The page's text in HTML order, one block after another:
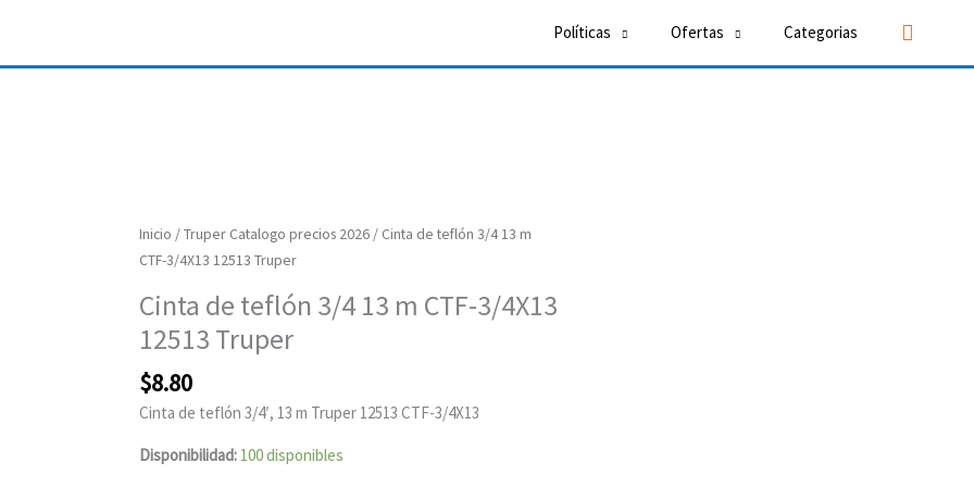
Políticas Ofertas Categorias Buscar
Inicio /Truper Catalogo precios 2026/ Cinta de teflón 3/4 13 m
CTF-3/4X13 12513 Truper
Cinta de teflón 3/4 13 m CTF-3/4X13
12513 Truper
$8.80
Cinta de teflón 3/4′, 13 m Truper 12513 CTF-3/4X13
Disponibilidad: 100 disponibles
Cinta
de
3/4
13
CTF-
3/4X13
Truper